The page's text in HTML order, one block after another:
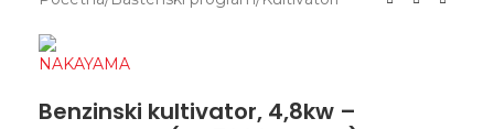
Benzinski kultivator, 4,8kw –